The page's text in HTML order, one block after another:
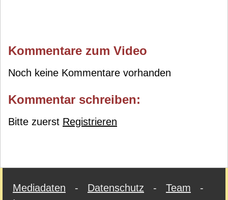
Kommentare zum Video
Noch keine Kommentare vorhanden
Kommentar schreiben:
Bitte zuerst Registrieren
Mediadaten - Datenschutz - Team -